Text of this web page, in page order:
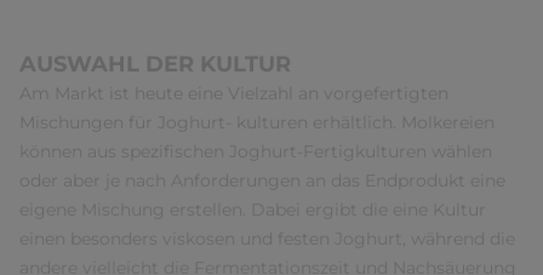
AUSWAHL DER KULTUR
Am Markt ist heute eine Vielzahl an vorgefertigten
Mischungen für Joghurt- kulturen erhältlich. Molkereien
können aus spezifischen Joghurt-Fertigkulturen wählen
oder aber je nach Anforderungen an das Endprodukt eine
eigene Mischung erstellen. Dabei ergibt die eine Kultur
einen besonders viskosen und festen Joghurt, während die